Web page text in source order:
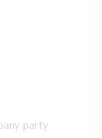
party